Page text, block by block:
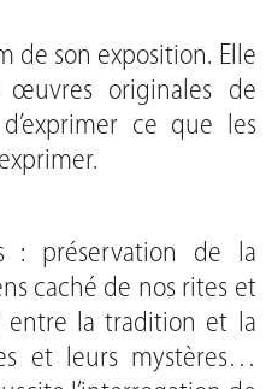
de son exposition. Elle
originales de
ce que les
: préservation de la
caché de nos rites et
entre la tradition et la
et leurs mystères…